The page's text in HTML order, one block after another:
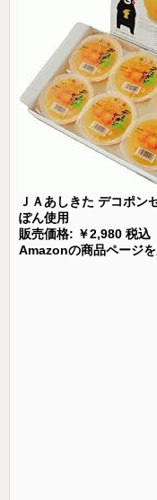
ＪＡあしきた デコポン
ぽん使用
販売価格: ￥2,980 税込
Amazonの商品ページ